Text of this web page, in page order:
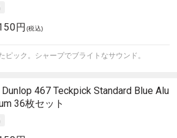
円 (税込)
ピック。シャープでブライトなサウンド。
467 Teckpick Standard Blue Alu
36枚セット